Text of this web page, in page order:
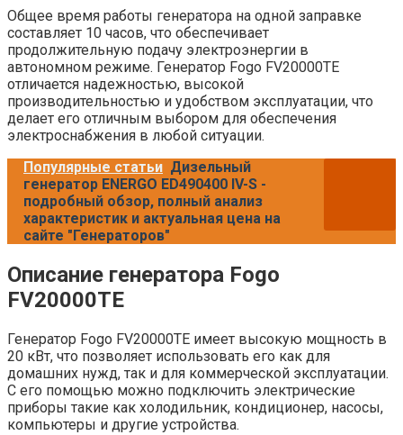
Общее время работы генератора на одной заправке
составляет 10 часов, что обеспечивает
продолжительную подачу электроэнергии в
автономном режиме. Генератор Fogo FV20000TE
отличается надежностью, высокой
производительностью и удобством эксплуатации, что
делает его отличным выбором для обеспечения
электроснабжения в любой ситуации.
Популярные статьи Дизельный
генератор ENERGO ED490400 IV-S -
подробный обзор, полный анализ
характеристик и актуальная цена на
сайте "Генераторов"
Описание генератора Fogo
FV20000TE
Генератор Fogo FV20000TE имеет высокую мощность в
20 кВт, что позволяет использовать его как для
домашних нужд, так и для коммерческой эксплуатации.
С его помощью можно подключить электрические
приборы такие как холодильник, кондиционер, насосы,
компьютеры и другие устройства.